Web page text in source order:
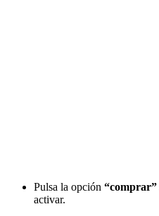
Pulsa la opción “comprar”
activar.